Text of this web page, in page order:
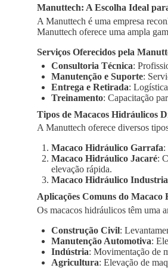
Manuttech: A Escolha Ideal
A Manuttech é uma empresa
Manuttech oferece uma ampla
Serviços Oferecidos pela
Consultoria Técnica:
Manutenção e Suporte:
Entrega e Retirada:
Treinamento: Capacitação
Tipos de Macacos Hidráulicos
A Manuttech oferece diversos
Macaco Hidráulico Garrafa:
Macaco Hidráulico Jacaré:
elevação rápida.
Macaco Hidráulico
Aplicações Comuns do
Os macacos hidráulicos têm uma
Construção Civil:
Manutenção Automotiva:
Indústria: Movimentação de
Agricultura: Elevação de